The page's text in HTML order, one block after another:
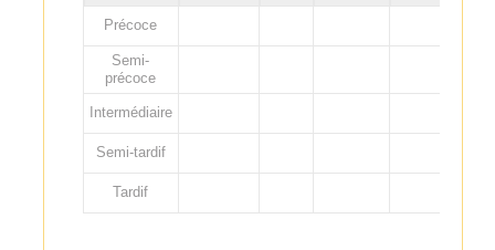
Précoce
Semi-
précoce
Intermédiaire
Semi-tardif
Tardif